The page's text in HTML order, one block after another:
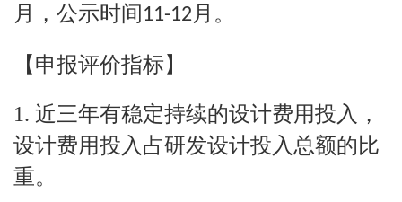
月，公示时间11-12 月。
【申报评价指标】
1. 近三年有稳定持续的设计费用投入，
设计费用投入占研发设计投入总额的比
重。